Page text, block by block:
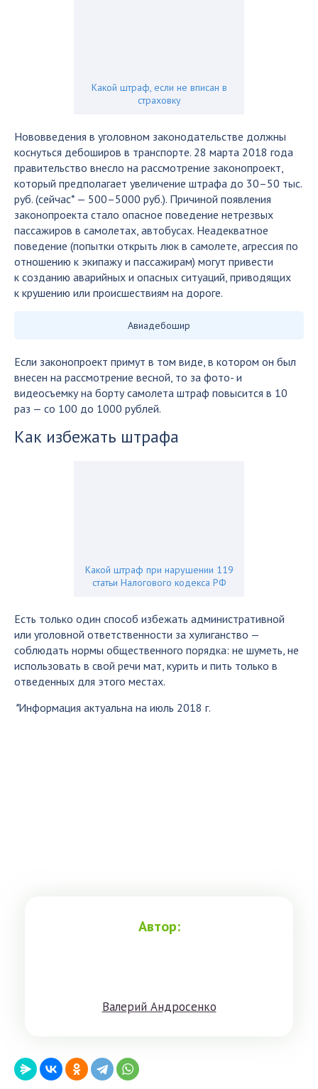
Какой штраф, если не вписан в
страховку
Нововведения в уголовном законодательстве должны
коснуться дебоширов в транспорте. 28 марта 2018 года
правительство внесло на рассмотрение законопроект,
который предполагает увеличение штрафа до 30–50 тыс.
руб. (сейчас* — 500–5000 руб.). Причиной появления
законопроекта стало опасное поведение нетрезвых
пассажиров в самолетах, автобусах. Неадекватное
поведение (попытки открыть люк в самолете, агрессия по
отношению к экипажу и пассажирам) могут привести
к созданию аварийных и опасных ситуаций, приводящих
к крушению или происшествиям на дороге.
Авиадебошир
Если законопроект примут в том виде, в котором он был
внесен на рассмотрение весной, то за фото- и
видеосъемку на борту самолета штраф повысится в 10
раз — со 100 до 1000 рублей.
Как избежать штрафа
Какой штраф при нарушении 119
статьи Налогового кодекса РФ
Есть только один способ избежать административной
или уголовной ответственности за хулиганство —
соблюдать нормы общественного порядка: не шуметь, не
использовать в свой речи мат, курить и пить только в
отведенных для этого местах.
*Информация актуальна на июль 2018 г.
Автор:
Вaлeрий Aндрoсенко